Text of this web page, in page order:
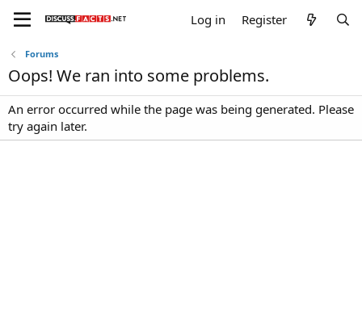
Log in Register
Forums
Oops! We ran into some problems.
An error occurred while the page was being generated. Please
try again later.